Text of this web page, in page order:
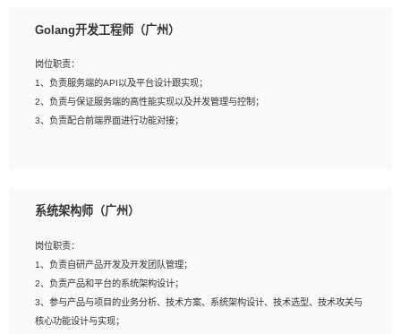
2、熟悉PostgreSQL、redis、MongoDB、ElasticSearch等开源数据库运维管理，
4、熟悉Hadoop、HBASE、Spark等大数据平台优先。
5、熟悉linux或任意一种unix操作系统，如有较强操作系统侧工作经验者优先。
6、具备丰富的项目实施经验，较强的自我学习能力。
Golang开发工程师（广州）
岗位职责：
1、负责服务端的API以及平台设计跟实现；
2、负责与保证服务端的高性能实现以及并发管理与控制；
3、负责配合前端界面进行功能对接；
2、1年以上Golang开发工作经验，能独立完成相应项目开发；
与实现，熟悉常用开源框架及设计模式；
4、熟悉Golang、连接池、消息队列等组件使用、熟悉后端开发、测试、调试流程
跟工具使用；
5、对技术有激情，喜欢钻研，能快速接受和掌握新技术，学习能力和工作责任心
强，良好的沟通表达能力和团队协作能力。
系统架构师（广州）
岗位职责：
1、负责自研产品开发及开发团队管理；
2、负责产品和平台的系统架构设计；
3、参与产品与项目的业务分析、技术方案、系统架构设计、技术选型、技术攻关与
核心功能设计与实现；